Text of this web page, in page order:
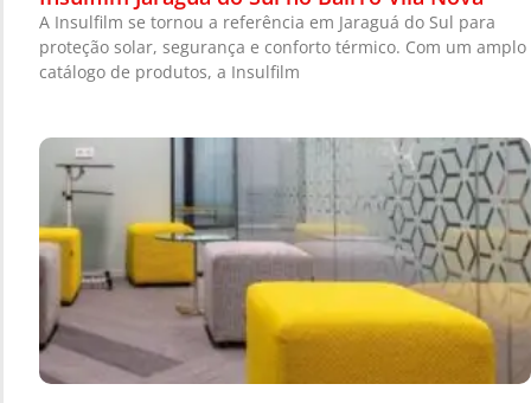
A Insulfilm se tornou a referência em Jaraguá do Sul para
proteção solar, segurança e conforto térmico. Com um amplo
catálogo de produtos, a Insulfilm